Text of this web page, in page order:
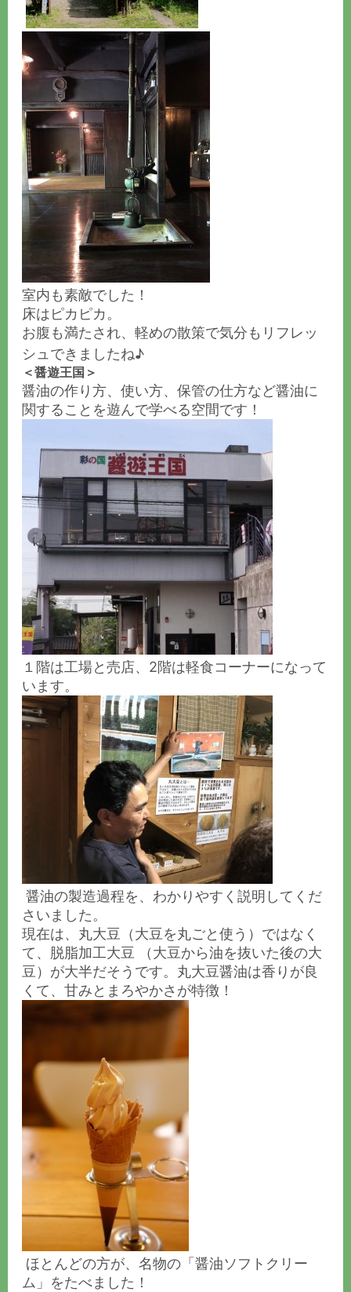
室内も素敵でした！
床はピカピカ。
お腹も満たされ、軽めの散策で気分もリフレッ
シュできましたね♪
＜醤遊王国 ＞
醤油の作り方、使い方、保管の仕方など醤油に
関することを遊んで学べる空間です！
１階は工場と売店、2階は軽食コーナーになって
います。
醤油の製造過程を、わかりやすく説明してくだ
さいました。
現在は、丸大豆（大豆を丸ごと使う）ではなく
て、脱脂加工大豆 （大豆から油を抜いた後の大
豆）が大半だそうです。丸大豆醤油は香りが良
くて、甘みとまろやかさが特徴！
ほとんどの方が、名物の「醤油ソフトクリー
ム」をたべました！